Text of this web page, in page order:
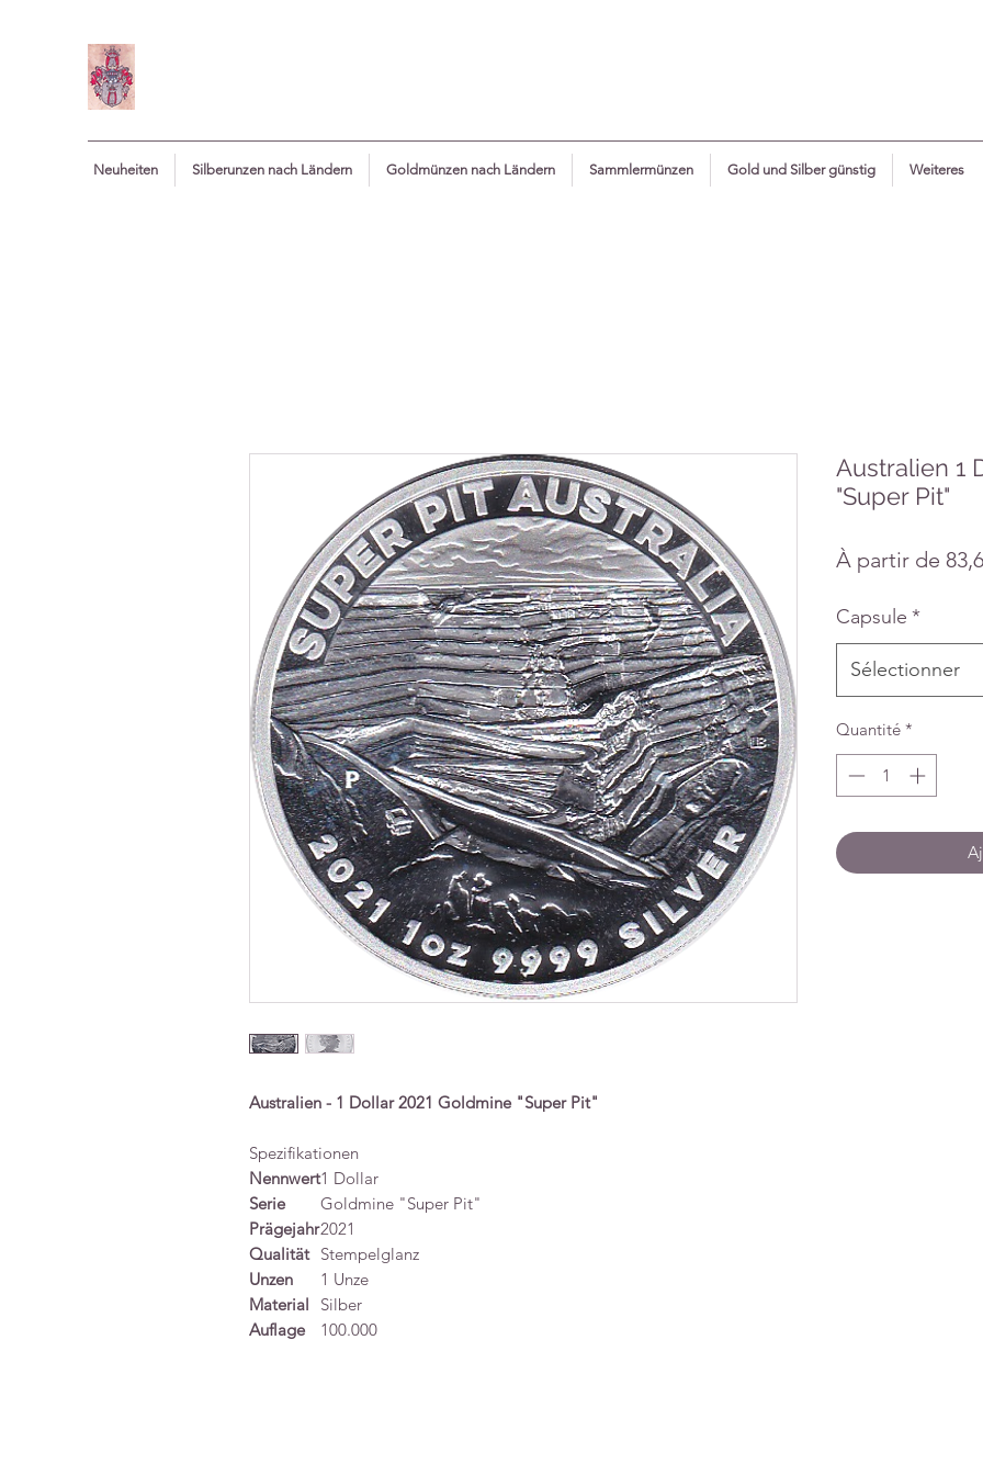
Neuheiten Silberunzen nach Ländern Goldmünzen nach Ländern Sammlermünzen Gold und Silber günstig Weiteres
Australien - 1 Dollar 2021 Goldmine "Super Pit"
Spezifikationen
Nennwert1 Dollar
Serie
Goldmine "Super Pit"
Prägejahr2021
Qualität Stempelglanz
Unzen
1 Unze
Material
Silber
Auflage
100.000
Australien 1
"Super Pit"
À partir de
Capsule *
Sélectionner
Quantité *